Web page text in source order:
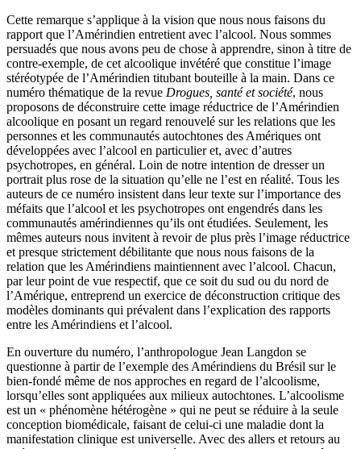
Cette remarque s’applique à la vision que nous nous faisons du
rapport que l’Amérindien entretient avec l’alcool. Nous sommes
persuadés que nous avons peu de chose à apprendre, sinon à titre de
contre-exemple, de cet alcoolique invétéré que constitue l’image
stéréotypée de l’Amérindien titubant bouteille à la main. Dans ce
numéro thématique de la revue Drogues, santé et société, nous
proposons de déconstruire cette image réductrice de l’Amérindien
alcoolique en posant un regard renouvelé sur les relations que les
personnes et les communautés autochtones des Amériques ont
développées avec l’alcool en particulier et, avec d’autres
psychotropes, en général. Loin de notre intention de dresser un
portrait plus rose de la situation qu’elle ne l’est en réalité. Tous les
auteurs de ce numéro insistent dans leur texte sur l’importance des
méfaits que l’alcool et les psychotropes ont engendrés dans les
communautés amérindiennes qu’ils ont étudiées. Seulement, les
mêmes auteurs nous invitent à revoir de plus près l’image réductrice
et presque strictement débilitante que nous nous faisons de la
relation que les Amérindiens maintiennent avec l’alcool. Chacun,
par leur point de vue respectif, que ce soit du sud ou du nord de
l’Amérique, entreprend un exercice de déconstruction critique des
modèles dominants qui prévalent dans l’explication des rapports
entre les Amérindiens et l’alcool.
En ouverture du numéro, l’anthropologue Jean Langdon se
questionne à partir de l’exemple des Amérindiens du Brésil sur le
bien-fondé même de nos approches en regard de l’alcoolisme,
lorsqu’elles sont appliquées aux milieux autochtones. L’alcoolisme
est un « phénomène hétérogène » qui ne peut se réduire à la seule
conception biomédicale, faisant de celui-ci une maladie dont la
manifestation clinique est universelle. Avec des allers et retours au